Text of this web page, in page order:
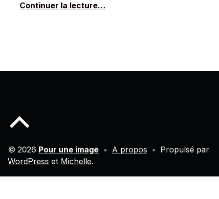
Continuer la lecture…
© 2026 Pour une image • A propos • Propulsé par
WordPress et Michelle.